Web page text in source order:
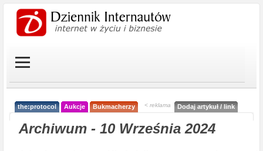
the:protocol Aukcje Bukmacherzy < reklama Dodaj artykuł / link
Archiwum - 10 Września 2024